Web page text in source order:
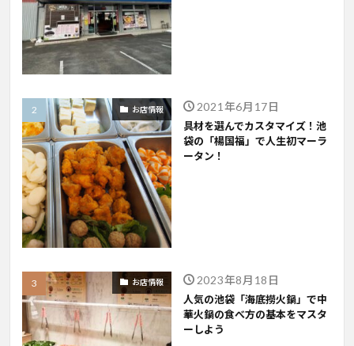
お店情報 2021年6月17日
具材を選んでカスタマイズ！池
袋の「楊国福」で人生初マーラ
ータン！
お店情報 2023年8月18日
人気の池袋「海底撈火鍋」で中
華火鍋の食べ方の基本をマスタ
ーしよう